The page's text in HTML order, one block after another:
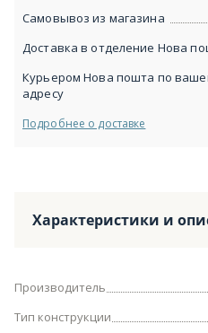
Самовывоз из магазина
Доставка в отделение Нова
Курьером Нова пошта по
адресу
Подробнее о доставке
Характеристики и
Производитель
Тип конструкции